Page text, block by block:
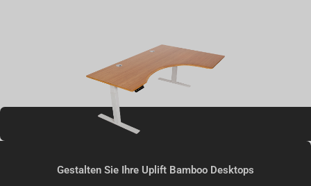
Gestalten Sie Ihre Uplift Bamboo Desktops